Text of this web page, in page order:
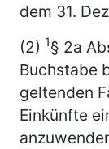
dem 31.
(2) 1§ 2a
Buchstabe
geltenden
Einkünfte